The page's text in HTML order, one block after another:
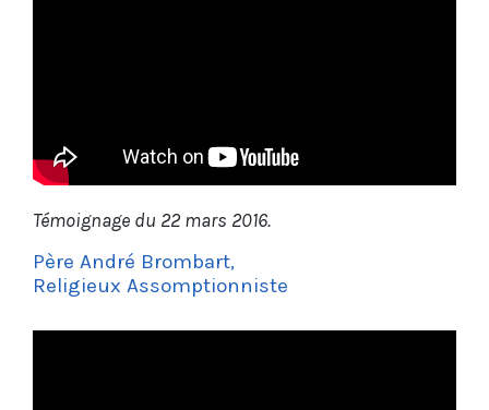
Témoignage du 22 mars 2016.
Père André Brombart,
Religieux Assomptionniste